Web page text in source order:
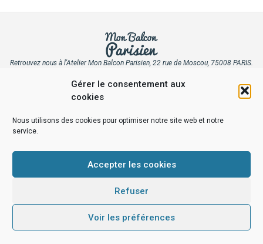
Gérer le consentement aux
cookies
Nous utilisons des cookies pour optimiser notre site web et notre
service.
Accepter les cookies
Refuser
Voir les préférences
Retrouvez nous à l'Atelier Mon Balcon Parisien, 22 rue de Moscou, 75008 PARIS.
fleuriste de tous les végétaux.
POLITIQUE DE CONFIDENTIALITÉ
POLITIQUE DE COOKIES